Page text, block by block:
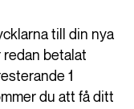
till din nya
redan betalat
1
du att få ditt